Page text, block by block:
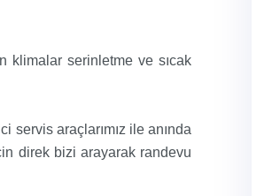
klimalar serinletme ve sıcak
servis araçlarımız ile anında
direk bizi arayarak randevu